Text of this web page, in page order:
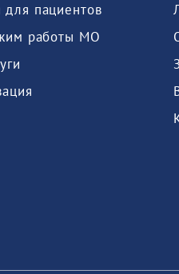
пациентов
работы МО